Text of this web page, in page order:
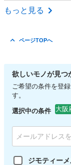
大阪 大阪市
もっと見る
ページTOPへ
欲しいモノが見つ
ご希望の条件を登
す。
選択中の条件 大阪
ジモティー